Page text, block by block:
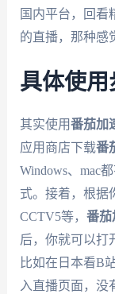
国内平台，回看
的直播，那种感
具体使用
其实使用番茄加
应用商店下载番
Windows、mac
式。接着，根据
CCTV5等， 番茄
后，你就可以打
比如在日本看B
入直播页面，没